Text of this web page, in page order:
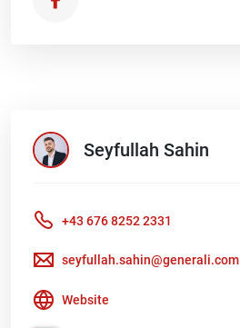
Seyfullah Sahin
+43 676 8252 2331
seyfullah.sahin@generali.com
Website